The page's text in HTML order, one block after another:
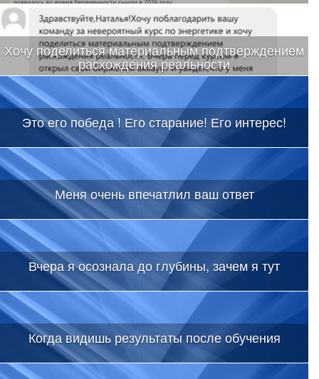
Хочу поделиться материальным подтверждением
расхождения реальности
Это его победа ! Его старание! Его интерес!
Меня очень впечатлил ваш ответ
Вчера я осознала до глубины, зачем я тут
Когда видишь результаты после обучения